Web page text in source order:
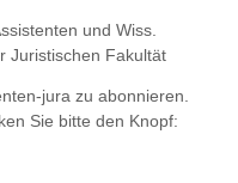
und Wiss.
Juristischen Fakultät
jura zu abonnieren.
Sie bitte den Knopf: